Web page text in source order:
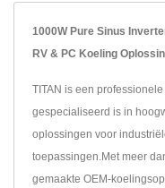
1000W Pure Sinus
RV & PC Koeling
TITAN is een
gespecialiseerd is in
oplossingen voor
toepassingen.Met meer
gemaakte OEM-